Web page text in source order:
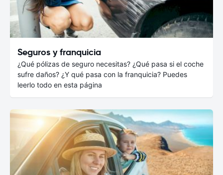
Seguros y franquicia
¿Qué pólizas de seguro necesitas? ¿Qué pasa si el coche
sufre daños? ¿Y qué pasa con la franquicia? Puedes
leerlo todo en esta página